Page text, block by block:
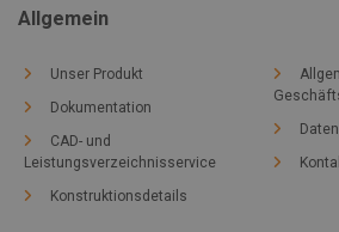
Allgemein
Unser Produkt
Dokumentation
CAD- und
Leistungsverzeichnisservice
Konstruktionsdetails